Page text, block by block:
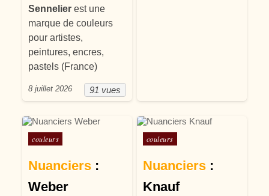
Sennelier est une
marque de couleurs
pour artistes,
peintures, encres,
pastels (France)
91 vues
8 juillet 2026
Posté dans
couleurs
Nuanciers :
Weber
Posté dans
couleurs
Nuanciers:
Knauf